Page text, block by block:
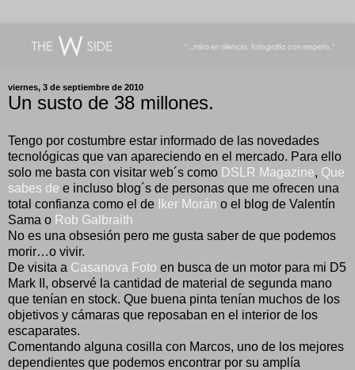
viernes, 3 de septiembre de 2010
Un susto de 38 millones.
Tengo por costumbre estar informado de las novedades
tecnológicas que van apareciendo en el mercado. Para ello
solo me basta con visitar web´s como DSLR Magazine, Que
sabes de e incluso blog´s de personas que me ofrecen una
total confianza como el de Iker Morán o el blog de Valentín
Sama o Rob Galbraith
No es una obsesión pero me gusta saber de que podemos
morir…o vivir.
De visita a Casanova Foto en busca de un motor para mi D5
Mark II, observé la cantidad de material de segunda mano
que tenían en stock. Que buena pinta tenían muchos de los
objetivos y cámaras que reposaban en el interior de los
escaparates.
Comentando alguna cosilla con Marcos, uno de los mejores
dependientes que podemos encontrar por su amplía